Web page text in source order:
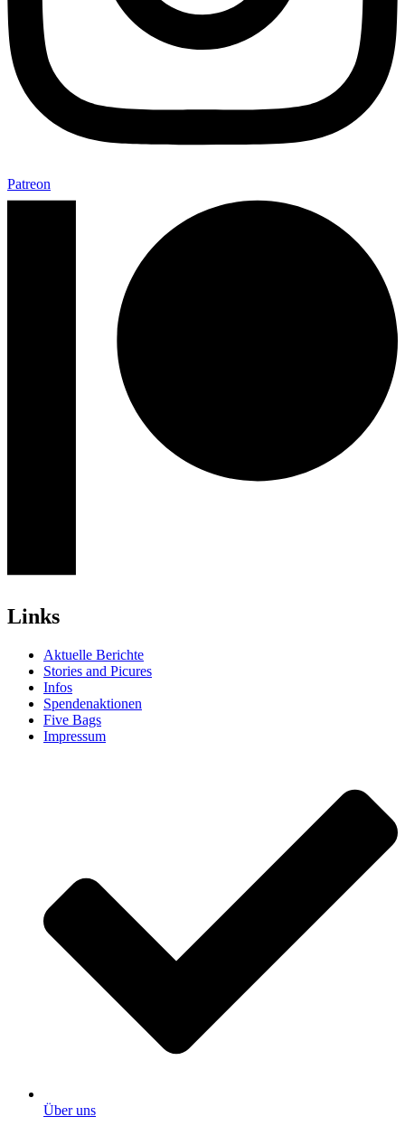
Patreon
Links
Aktuelle Berichte
Stories and Picures
Infos
Spendenaktionen
Five Bags
Impressum
Über uns